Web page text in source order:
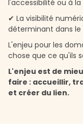
l'accessibilité ou à
✔ La visibilité
déterminant dans le
L'enjeu pour les
chose que ce qu'ils
L'enjeu est de
faire : accueillir,
et créer du lien.